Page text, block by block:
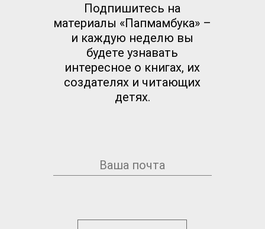
Подпишитесь на
материалы «Папмамбука» –
и каждую неделю вы
будете узнавать
интересное о книгах, их
создателях и читающих
детях.